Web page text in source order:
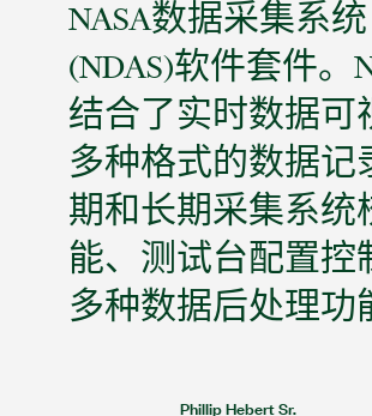
NASA数据采集系统
(NDAS)软件套件。
结合了实时数据可
多种格式的数据记
期和长期采集系统
能、测试台配置控
多种数据后处理功
Phillip Hebert Sr.